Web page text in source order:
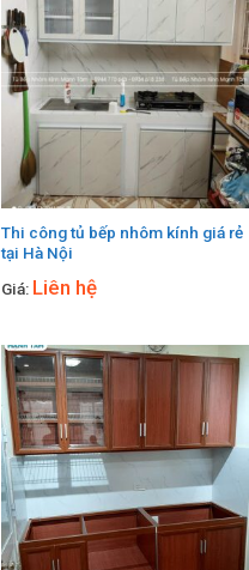
Thi công tủ bếp nhôm kính giá rẻ
tại Hà Nội
Giá: Liên hệ